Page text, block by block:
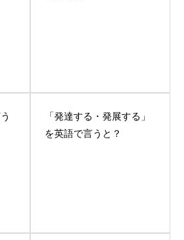
「発達する・発展する」
を英語で言うと？